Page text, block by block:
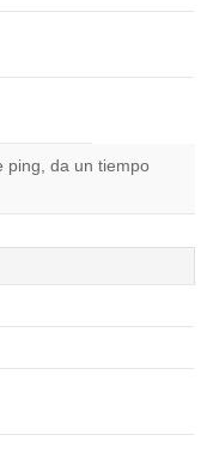
ping, da un tiempo